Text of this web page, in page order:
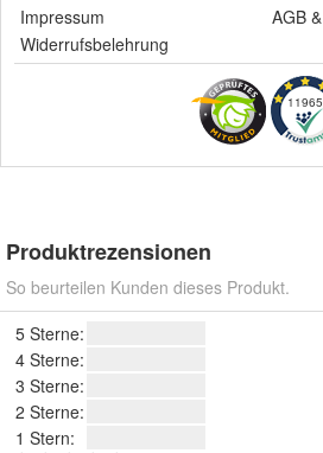
Impressum
AGB &
Widerrufsbelehrung
11965
Produktrezensionen
So beurteilen Kunden dieses Produkt.
5 Sterne:
4 Sterne:
3 Sterne:
2 Sterne:
1 Stern: